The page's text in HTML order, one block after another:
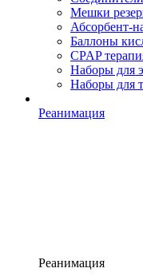
Мешки
Абсорбент-
Баллоны
CPAP
Наборы для
Наборы для
Реанимация
Реанимация